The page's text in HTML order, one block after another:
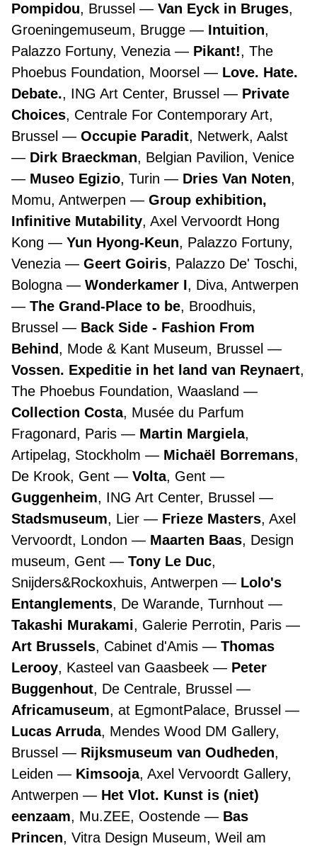
Pompidou, Brussel Van Eyck in Bruges,
Groeningemuseum, Brugge
Intuition,
Palazzo Fortuny, Venezia
Pikant!, The
Phoebus Foundation, Moorsel
Love. Hate.
Debate., ING Art Center, Brussel
Private
Choices, Centrale For Contemporary Art,
Brussel
Occupie Paradit, Netwerk, Aalst
Dirk Braeckman, Belgian Pavilion, Venice
Museo Egizio, Turin Dries Van Noten,
Momu, Antwerpen
Group exhibition,
Infinitive Mutability, Axel Vervoordt Hong
Kong
Yun Hyong-Keun, Palazzo Fortuny,
Venezia
Geert Goiris, Palazzo De' Toschi,
Bologna
Wonderkamer I, Diva, Antwerpen
The Grand-Place to be, Broodhuis,
Brussel
Back Side - Fashion From
Behind, Mode & Kant Museum, Brussel
Vossen. Expeditie in het land van Reynaert,
The Phoebus Foundation, Waasland
Collection Costa, Musée du Parfum
Fragonard, Paris
Martin Margiela,
Artipelag, Stockholm
Michaël Borremans,
De Krook, Gent
Volta, Gent
Guggenheim, ING Art Center, Brussel
Stadsmuseum, Lier Frieze Masters, Axel
Vervoordt, London
Maarten Baas, Design
museum, Gent
Tony Le Duc,
Snijders&Rockoxhuis, Antwerpen
Lolo's
Entanglements, De Warande, Turnhout
Takashi Murakami, Galerie Perrotin, Paris
Art Brussels, Cabinet d'Amis
Thomas
Lerooy, Kasteel van Gaasbeek
Peter
Buggenhout, De Centrale, Brussel
Africamuseum, at EgmontPalace, Brussel
Lucas Arruda, Mendes Wood DM Gallery,
Brussel
Rijksmuseum van Oudheden,
Leiden
Kimsooja, Axel Vervoordt Gallery,
Antwerpen
Het Vlot. Kunst is (niet)
eenzaam, Mu.ZEE, Oostende
Bas
Princen, Vitra Design Museum, Weil am